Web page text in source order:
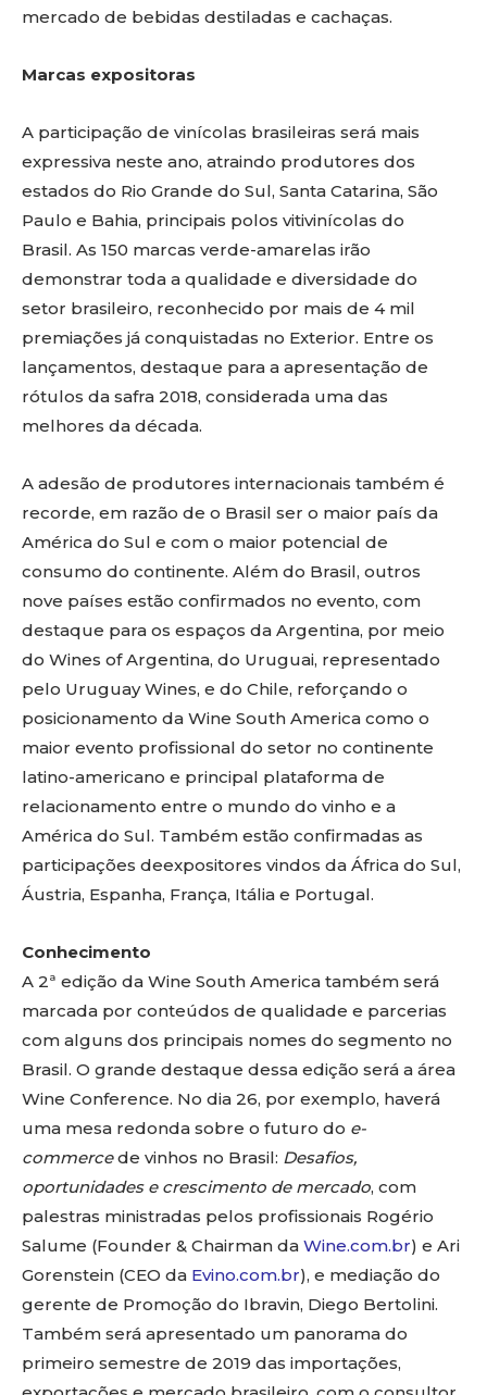
mercado de bebidas destiladas e cachaças.
Marcas expositoras
A participação de vinícolas brasileiras será mais
expressiva neste ano, atraindo produtores dos
estados do Rio Grande do Sul, Santa Catarina, São
Paulo e Bahia, principais polos vitivinícolas do
Brasil. As 150 marcas verde-amarelas irão
demonstrar toda a qualidade e diversidade do
setor brasileiro, reconhecido por mais de 4 mil
premiações já conquistadas no Exterior. Entre os
lançamentos, destaque para a apresentação de
rótulos da safra 2018, considerada uma das
melhores da década.
A adesão de produtores internacionais também é
recorde, em razão de o Brasil ser o maior país da
América do Sul e com o maior potencial de
consumo do continente. Além do Brasil, outros
nove países estão confirmados no evento, com
destaque para os espaços da Argentina, por meio
do Wines of Argentina, do Uruguai, representado
pelo Uruguay Wines, e do Chile, reforçando o
posicionamento da Wine South America como o
maior evento profissional do setor no continente
latino-americano e principal plataforma de
relacionamento entre o mundo do vinho e a
América do Sul. Também estão confirmadas as
participações deexpositores vindos da África do Sul,
Áustria, Espanha, França, Itália e Portugal.
Conhecimento
A 2ª edição da Wine South America também será
marcada por conteúdos de qualidade e parcerias
com alguns dos principais nomes do segmento no
Brasil. O grande destaque dessa edição será a área
Wine Conference. No dia 26, por exemplo, haverá
uma mesa redonda sobre o futuro do e-
commercede vinhos no Brasil: Desafios,
oportunidades e crescimento de mercado, com
palestras ministradas pelos profissionais Rogério
Salume (Founder & Chairman da Wine.com.br) e Ari
Gorenstein (CEO da Evino.com.br), e mediação do
gerente de Promoção do Ibravin, Diego Bertolini.
Também será apresentado um panorama do
primeiro semestre de 2019 das importações,